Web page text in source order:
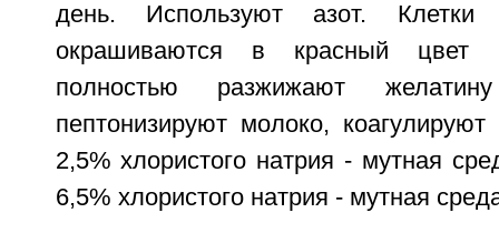
день. Используют азот. Клетки
окрашиваются в красный цвет
полностью разжижают
пептонизируют молоко,
2,5% хлористого натрия - мутная
6,5% хлористого натрия - мутная